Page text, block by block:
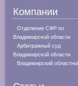
Компании
Отделение СФР по
Владимирской области
Арбитражный суд
Владимирской области
Владимирский